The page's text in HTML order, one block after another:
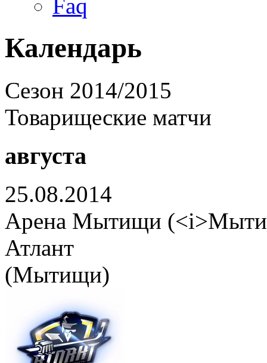
Faq
Календарь
Cезон 2014/2015
Товарищеские матчи
августа
25.08.2014
Арена Мытищи
Атлант
(Мытищи)